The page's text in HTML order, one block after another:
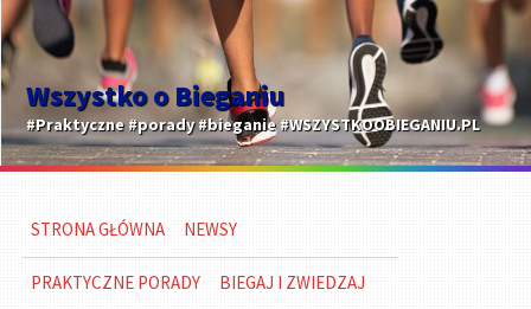
Wszystko o Bieganiu
#Praktyczne #porady #bieganie #WSZYSTKOOBIEGANIU.PL
STRONA GŁÓWNA NEWSY
PRAKTYCZNE PORADY BIEGAJ I ZWIEDZAJ